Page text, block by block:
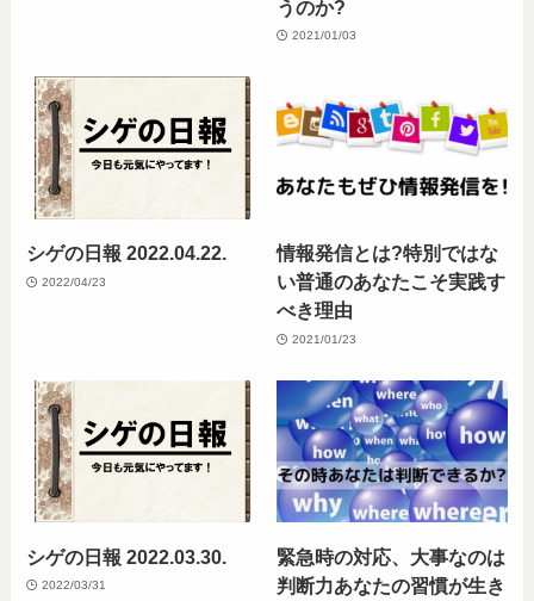
うのか?
2021/01/03
シゲの日報 2022.04.22.
2022/04/23
情報発信とは?特別ではな
い普通のあなたこそ実践す
べき理由
2021/01/23
シゲの日報 2022.03.30.
2022/03/31
緊急時の対応、大事なのは
判断力あなたの習慣が生き